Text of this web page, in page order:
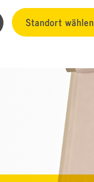
Standort wählen